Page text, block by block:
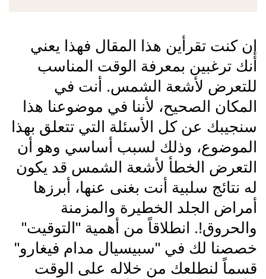
إن كنت تقرأين هذا المقال فهذا يعني
أنك ترغبين بمعرفة الوقت المناسب
للتعرض لأشعة الشمس. أنت في
المكان الصحيح، لأننا في موضوعنا هذا
سنجيبك عن كل الأسئلة التي تتعلق بهذا
الموضوع، وذلك لسبب أساسي وهو أن
التعرض الخطأ لأشعة الشمس قد يكون
له نتائج سلبية أنت بغنى عنها، أبرزها
أمراض الجلد الخطيرة والمزمنة
والحروق!. انطلاقاً من أهمية "التوقيت"
خصصنا لك في "سبيسيال مدام فيغارو"
قسماً لنطلعك من خلاله على الوقت